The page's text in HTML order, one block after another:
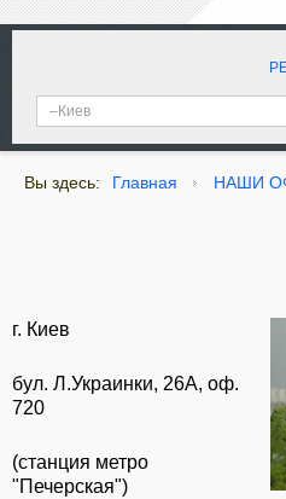
Вы здесь: Главная НАШИ
г. Киев
бул. Л.Украинки, 26A, оф.
720
(станция метро
"Печерская")